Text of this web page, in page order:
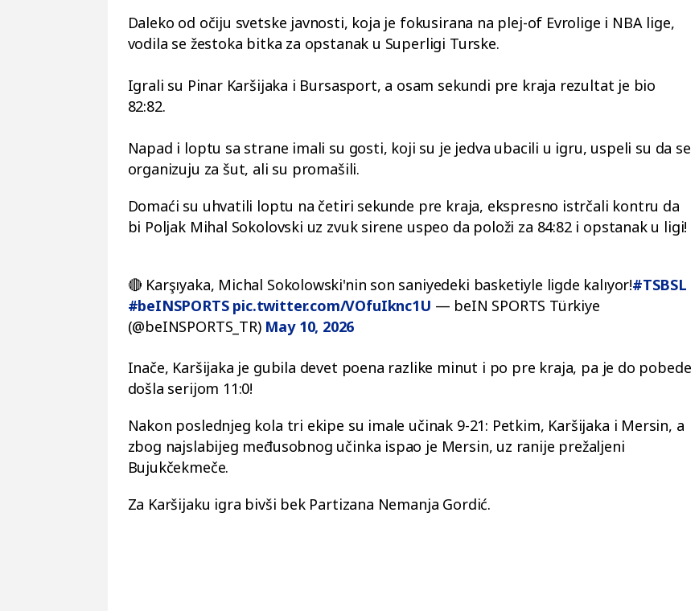
Daleko od očiju svetske javnosti, koja je fokusirana na plej-of Evrolige i NBA lige,
vodila se žestoka bitka za opstanak u Superligi Turske.
Igrali su Pinar Karšijaka i Bursasport, a osam sekundi pre kraja rezultat je bio
82:82.
Napad i loptu sa strane imali su gosti, koji su je jedva ubacili u igru, uspeli su da se
organizuju za šut, ali su promašili.
Domaći su uhvatili loptu na četiri sekunde pre kraja, ekspresno istrčali kontru da
bi Poljak Mihal Sokolovski uz zvuk sirene uspeo da položi za 84:82 i opstanak u ligi!
🔴 Karşıyaka, Michal Sokolowski'nin son saniyedeki basketiyle ligde kalıyor!#TSBSL
#beINSPORTS pic.twitter.com/VOfuIknc1U — beIN SPORTS Türkiye
(@beINSPORTS_TR) May 10, 2026
Inače, Karšijaka je gubila devet poena razlike minut i po pre kraja, pa je do pobede
došla serijom 11:0!
Nakon poslednjeg kola tri ekipe su imale učinak 9-21: Petkim, Karšijaka i Mersin, a
zbog najslabijeg međusobnog učinka ispao je Mersin, uz ranije prežaljeni
Bujukčekmeče.
Za Karšijaku igra bivši bek Partizana Nemanja Gordić.